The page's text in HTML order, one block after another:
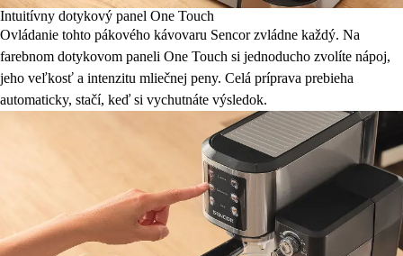
Intuitívny dotykový panel One Touch
Ovládanie tohto pákového kávovaru Sencor zvládne každý. Na
farebnom dotykovom paneli One Touch si jednoducho zvolíte nápoj,
jeho veľkosť a intenzitu mliečnej peny. Celá príprava prebieha
automaticky, stačí, keď si vychutnáte výsledok.